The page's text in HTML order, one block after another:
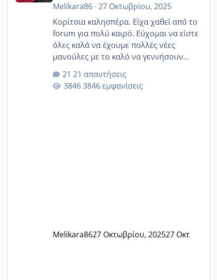
Melikara86· 27 Οκτωβρίου, 2025
Κορίτσια καλησπέρα. Είχα χαθεί από το
forum για πολύ καιρό. Εύχομαι να είστε
όλες καλά να έχουμε πολλές νέες
μανούλες με το καλό να γεννήσουν
αυτές που ήδη περιμένουν. Να πάρουν
γερα μωράκια στην αγκαλίτσα τους
🙏🏼🙏🏼 Ας πάμε λοιπόν στο θέμα μου.
21 απαντήσεις
3846 εμφανίσεις
Melikara8627 Οκτωβρίου, 202527 Οκτ